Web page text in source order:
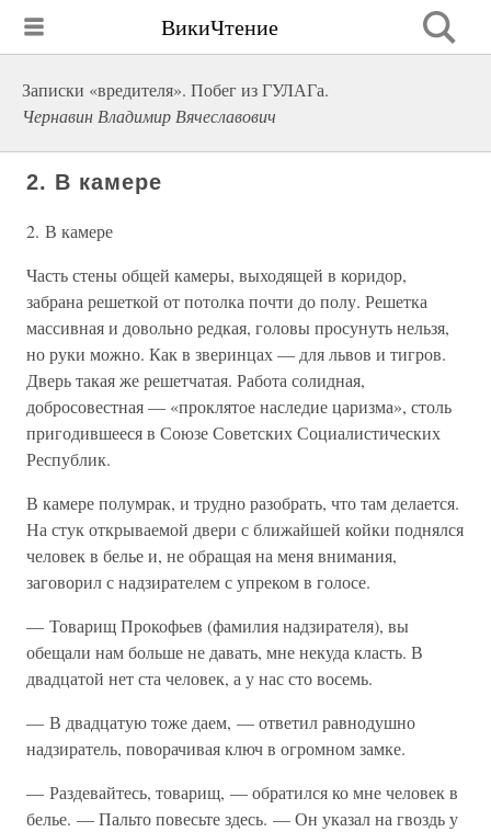
ВикиЧтение
Записки «вредителя». Побег из ГУЛАГа.
Чернавин Владимир Вячеславович
2. В камере
2. В камере
Часть стены общей камеры, выходящей в коридор,
забрана решеткой от потолка почти до полу. Решетка
массивная и довольно редкая, головы просунуть нельзя,
но руки можно. Как в зверинцах — для львов и тигров.
Дверь такая же решетчатая. Работа солидная,
добросовестная — «проклятое наследие царизма», столь
пригодившееся в Союзе Советских Социалистических
Республик.
В камере полумрак, и трудно разобрать, что там делается.
На стук открываемой двери с ближайшей койки поднялся
человек в белье и, не обращая на меня внимания,
заговорил с надзирателем с упреком в голосе.
— Товарищ Прокофьев (фамилия надзирателя), вы
обещали нам больше не давать, мне некуда класть. В
двадцатой нет ста человек, а у нас сто восемь.
— В двадцатую тоже даем, — ответил равнодушно
надзиратель, поворачивая ключ в огромном замке.
— Раздевайтесь, товарищ, — обратился ко мне человек в
белье. — Пальто повесьте здесь. — Он указал на гвоздь у